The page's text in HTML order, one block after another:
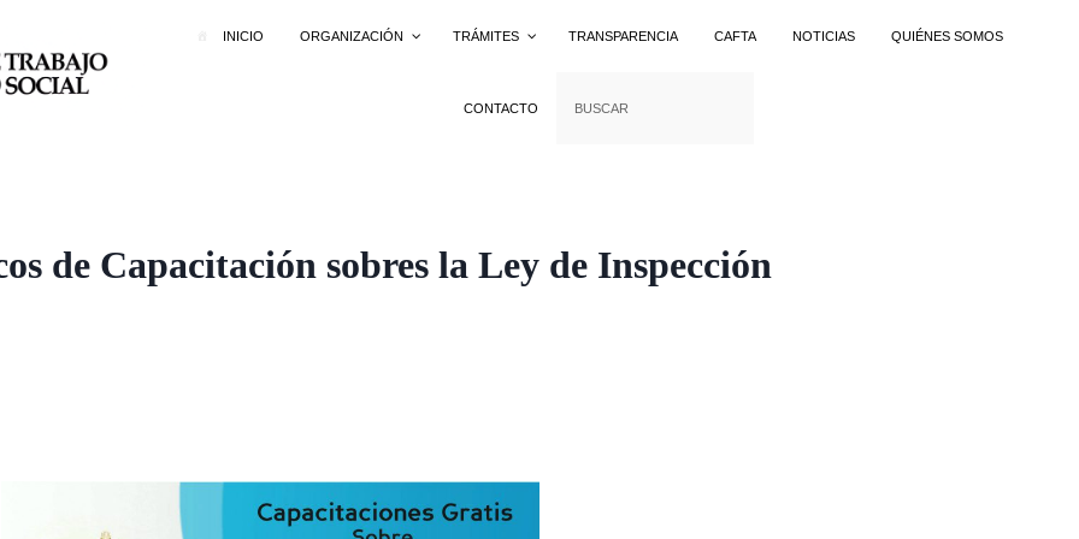
INICIO ORGANIZACIÓN TRÁMITES TRANSPARENCIA CAFTA NOTICIAS QUIÉNES SOMOS
CONTACTO
de Capacitación sobres la Ley de Inspección